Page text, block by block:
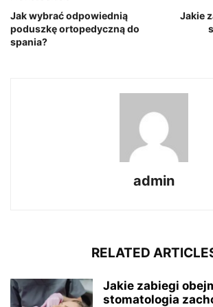
Jak wybrać odpowiednią
poduszkę ortopedyczną do
spania?
Jakie
admin
RELATED
Jakie zabiegi
stomatologia